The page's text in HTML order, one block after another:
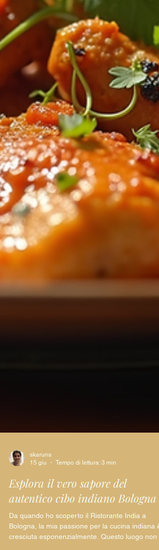
15 giu
Tempo di lettura: 3 min
Esplora il vero sapore del
autentico cibo indiano Bologna
Da quando ho scoperto il Ristorante India a